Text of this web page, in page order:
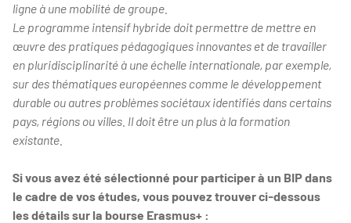
ligne à une mobilité de groupe.
Le programme intensif hybride doit permettre de mettre en
œuvre des pratiques pédagogiques innovantes et de travailler
en pluridisciplinarité à une échelle internationale, par exemple,
sur des thématiques européennes comme le développement
durable ou autres problèmes sociétaux identifiés dans certains
pays, régions ou villes. Il doit être un plus à la formation
existante.
Si vous avez été sélectionné pour participer à un BIP dans
le cadre de vos études, vous pouvez trouver ci-dessous
les détails sur la bourse Erasmus+ :